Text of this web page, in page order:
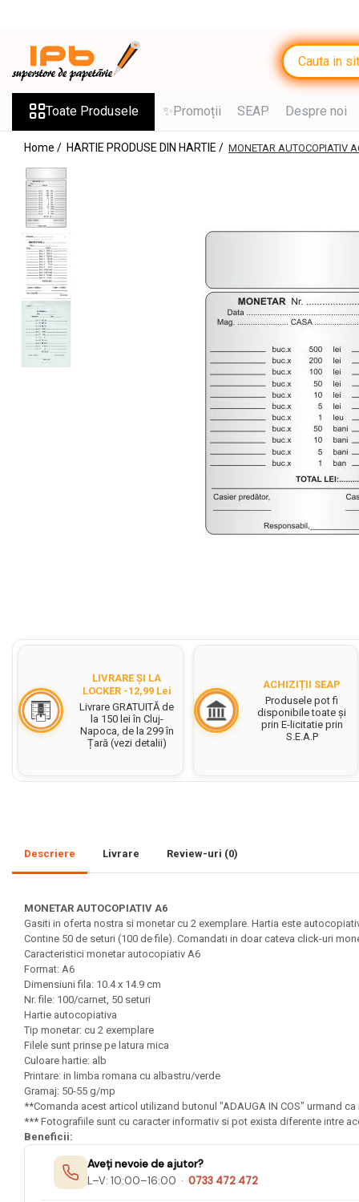
Toate Produsele
Ghiozdane, Rucsacuri, Trolere
Penare, Etuiuri, Necessaire
Caiete
Caiete cu 2 sau mai multe
subiecte
Caiete de Calitate
Blocuri de desen
Coperți
Stilouri si Rollere cu Cerneala
Cerneala Stilouri, Patroane
Acuarele
Acuarele Tempera la bucata
Set acuarele tempera
Pensule scolare bucata
Pensule scolare set
Lipiciuri
Foarfece pentru copii
Hartie si carton colorate
Hartie Creponata, Hartie
Glasata
Mape Birou/ Dosare Scolare
Trusa geometrie scolara
Rigle, echere si raportor
plastic
Sticle, caserole, pusculite,
suporturi copii
Toate Produsele ✨Promoții SEAP Despre noi
Home / HARTIE PRODUSE DIN HARTIE / MONETAR AUTOCOPIATIV
LIVRARE ȘI LA
LOCKER -12,99 Lei
Livrare GRATUITĂ de
la 150 lei în Cluj-
Napoca, de la 299 în
Țară (vezi detalii)
ACHIZIȚII SEAP
Produsele pot fi
disponibile toate și
prin E-licitatie prin
S.E.A.P
Descriere Livrare Review-uri (0)
MONETAR AUTOCOPIATIV A6
Gasiti in oferta nostra si monetar cu 2 exemplare. Hartia este
Contine 50 de seturi (100 de file). Comandati in doar cateva click-uri
Caracteristici monetar autocopiativ A6
Format: A6
Dimensiuni fila: 10.4 x 14.9 cm
Nr. file: 100/carnet, 50 seturi
Hartie autocopiativa
Tip monetar: cu 2 exemplare
Filele sunt prinse pe latura mica
Culoare hartie: alb
Printare: in limba romana cu albastru/verde
Gramaj: 50-55 g/mp
**Comanda acest articol utilizand butonul "ADAUGA IN COS" urmand
*** Fotografiile sunt cu caracter informativ si pot exista diferente intre
Beneficii:
Aveți nevoie de ajutor?
L–V: 10:00–16:00 · 0733 472 472